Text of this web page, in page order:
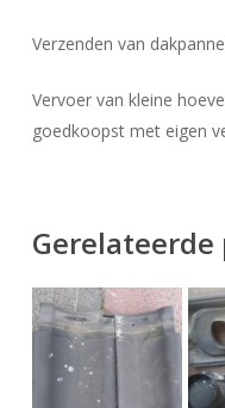
Verzenden van
Vervoer van kleine
goedkoopst met eigen